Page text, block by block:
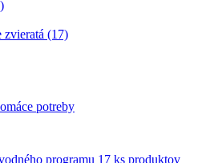
zvieratá (17)
potreby